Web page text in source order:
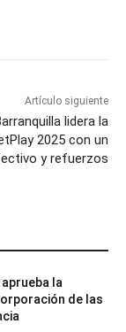
Artículo siguiente
lidera la
2025 con un
y refuerzos
la
de las